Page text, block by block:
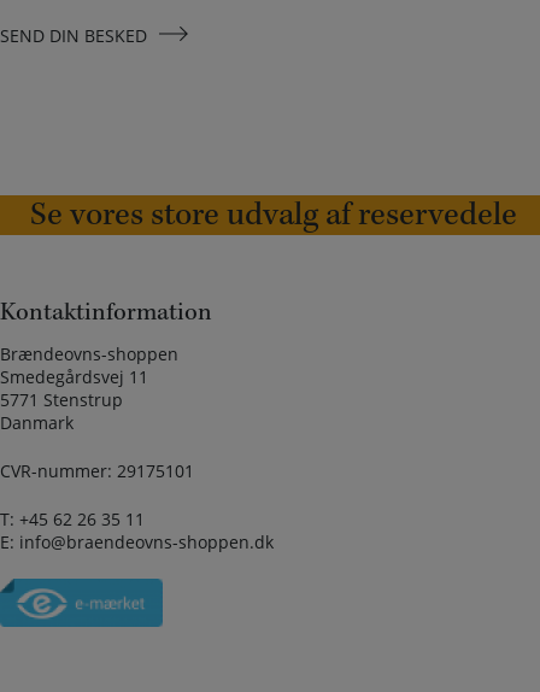
SEND DIN BESKED
Se vores store udvalg af reservedele
Kontaktinformation
Brændeovns-shoppen
Smedegårdsvej 11
5771 Stenstrup
Danmark
CVR-nummer: 29175101
T: +45 62 26 35 11
E: info@braendeovns-shoppen.dk